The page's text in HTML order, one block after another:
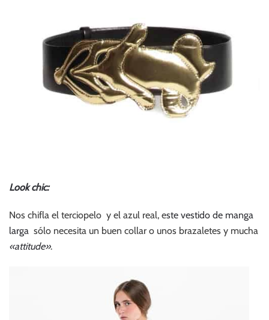
Look chic:
Nos chifla el terciopelo y el azul real, este vestido de manga
larga sólo necesita un buen collar o unos brazaletes y mucha
«attitude».